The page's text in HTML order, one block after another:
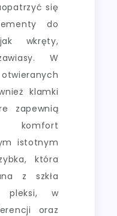
się
do
wkręty,
W
klamki
zapewnią
istotnym
która
z szkła
pleksi, w
oraz